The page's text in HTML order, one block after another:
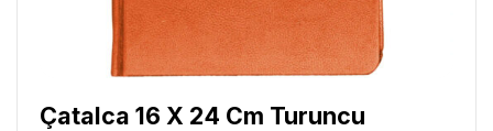
Çatalca 16 X 24 Cm Turuncu